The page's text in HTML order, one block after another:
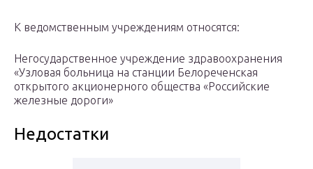
К ведомственным учреждениям относятся:
Негосударственное учреждение здравоохранения
«Узловая больница на станции Белореченская
открытого акционерного общества «Российские
железные дороги»
Недостатки